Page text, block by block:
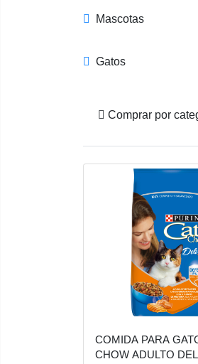
Mascotas
Gatos
Comprar por
COMIDA PARA
CHOW ADULTO